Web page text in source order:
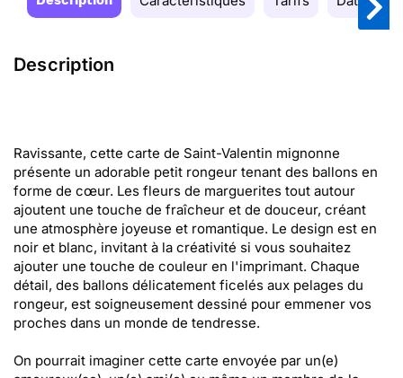
Description
Ravissante, cette carte de Saint-Valentin mignonne
présente un adorable petit rongeur tenant des ballons en
forme de cœur. Les fleurs de marguerites tout autour
ajoutent une touche de fraîcheur et de douceur, créant
une atmosphère joyeuse et romantique. Le design est en
noir et blanc, invitant à la créativité si vous souhaitez
ajouter une touche de couleur en l'imprimant. Chaque
détail, des ballons délicatement ficelés aux pelages du
rongeur, est soigneusement dessiné pour emmener vos
proches dans un monde de tendresse.
On pourrait imaginer cette carte envoyée par un(e)